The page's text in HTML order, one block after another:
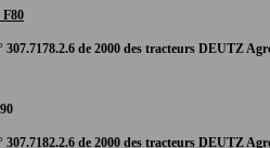
F80
307.7178.2.6 de 2000 des tracteurs DEUTZ
307.7182.2.6 de 2000 des tracteurs DEUTZ